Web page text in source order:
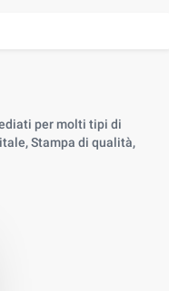
per molti tipi di
Stampa di qualità,